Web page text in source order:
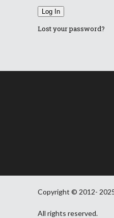
Log In
Lost your password?
Copyright © 2012-
All rights reserved.